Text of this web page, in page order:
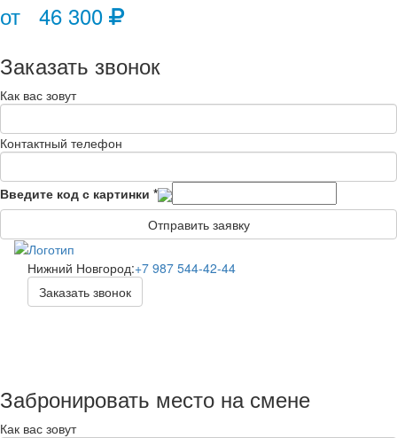
от 46 300
Заказать звонок
Как вас зовут
Контактный телефон
Введите код с картинки *
Отправить заявку
Нижний Новгород:+7 987 544-42-44
Заказать звонок
Забронировать место на смене
Как вас зовут